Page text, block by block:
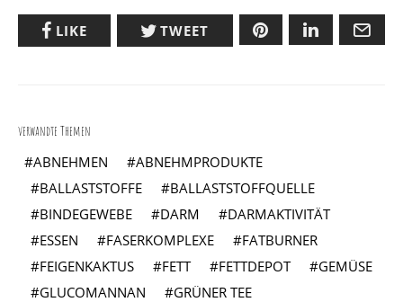
LIKE TWEET
verwandte Themen
ABNEHMEN
ABNEHMPRODUKTE
BALLASTSTOFFE
BALLASTSTOFFQUELLE
BINDEGEWEBE
DARM
DARMAKTIVITÄT
ESSEN
FASERKOMPLEXE
FATBURNER
FEIGENKAKTUS
FETT FETTDEPOT
GEMÜSE
GLUCOMANNAN
GRÜNER TEE